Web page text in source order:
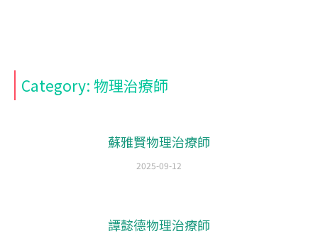
Category: 物理治療師
蘇雅賢物理治療師
2025-09-12
譚懿德物理治療師